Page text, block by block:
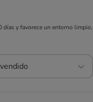
y favorece un entorno limpio,